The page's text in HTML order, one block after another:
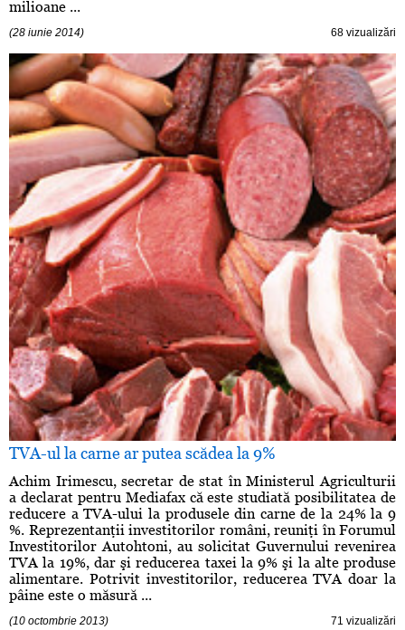
milioane ...
(28 iunie 2014) 68 vizualizări
TVA-ul la carne ar putea scădea la 9%
Achim Irimescu, secretar de stat în Ministerul Agriculturii
a declarat pentru Mediafax că este studiată posibilitatea de
reducere a TVA-ului la produsele din carne de la 24% la 9
%. Reprezentanţii investitorilor români, reuniţi în Forumul
Investitorilor Autohtoni, au solicitat Guvernului revenirea
TVA la 19%, dar şi reducerea taxei la 9% şi la alte produse
alimentare. Potrivit investitorilor, reducerea TVA doar la
pâine este o măsură ...
(10 octombrie 2013) 71 vizualizări